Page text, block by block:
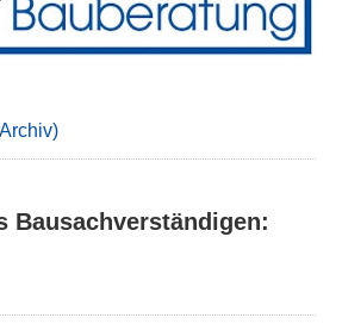
Bausachverständigen: